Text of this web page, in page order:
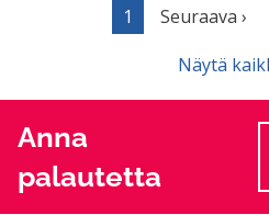
1 Seuraava ›
Näytä
Anna
palautetta